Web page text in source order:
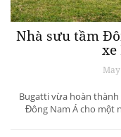
Nhà sưu tầm
xe
Bugatti vừa hoàn
Đông Nam Á cho một